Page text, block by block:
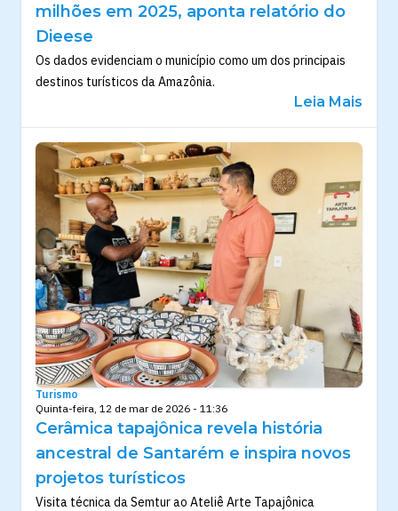
milhões em 2025, aponta relatório do
Dieese
Os dados evidenciam o município como um dos principais
destinos turísticos da Amazônia.
Leia Mais
Turismo
Quinta-feira, 12 de mar de 2026 - 11:36
Cerâmica tapajônica revela história
ancestral de Santarém e inspira novos
projetos turísticos
Visita técnica da Semtur ao Ateliê Arte Tapajônica